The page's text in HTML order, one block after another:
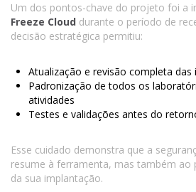
Um dos pontos-chave do projeto foi a
Freeze Cloud durante o período de
decisão estratégica permitiu:
Atualização e revisão completa das
Padronização de todos os
atividades
Testes e validações antes do
Esse cuidado demonstra que a
resume à ferramenta, mas também
da sua implantação.